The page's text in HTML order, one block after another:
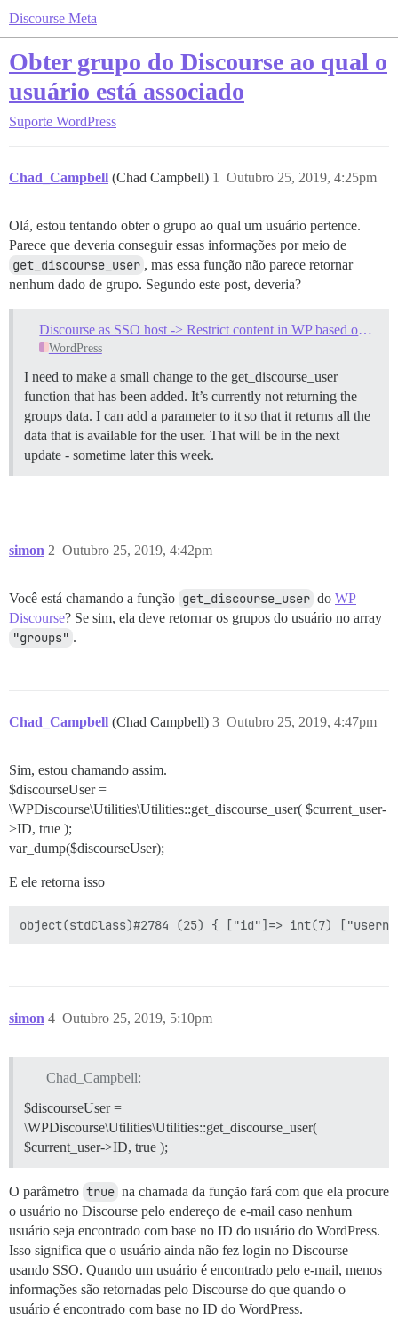
Discourse Meta
Obter grupo do Discourse ao qual o
usuário está associado
Suporte WordPress
Chad_Campbell (Chad Campbell) Outubro 25, 2019, 4:25pm
1
Olá, estou tentando obter o grupo ao qual um usuário pertence.
Parece que deveria conseguir essas informações por meio de
get_discourse_user , mas essa função não parece retornar
nenhum dado de grupo. Segundo este post, deveria?
Discourse as SSO host -> Restrict content in WP based on Discourse groups
WordPress
I need to make a small change to the get_discourse_user
function that has been added. It’s currently not returning the
groups data. I can add a parameter to it so that it returns all the
data that is available for the user. That will be in the next
update - sometime later this week.
simon Outubro 25, 2019, 4:42pm
2
Você está chamando a função get_discourse_user do WP
Discourse? Se sim, ela deve retornar os grupos do usuário no array
"groups" .
Chad_Campbell (Chad Campbell) Outubro 25, 2019, 4:47pm
3
Sim, estou chamando assim.
$discourseUser =
\WPDiscourse\Utilities\Utilities::get_discourse_user( $current_user-
>ID, true );
var_dump($discourseUser);
E ele retorna isso
simon Outubro 25, 2019, 5:10pm
4
Chad_Campbell:
$discourseUser =
\WPDiscourse\Utilities\Utilities::get_discourse_user(
$current_user->ID, true );
O parâmetro true na chamada da função fará com que ela procure
o usuário no Discourse pelo endereço de e-mail caso nenhum
usuário seja encontrado com base no ID do usuário do WordPress.
Isso significa que o usuário ainda não fez login no Discourse
usando SSO. Quando um usuário é encontrado pelo e-mail, menos
informações são retornadas pelo Discourse do que quando o
usuário é encontrado com base no ID do WordPress.